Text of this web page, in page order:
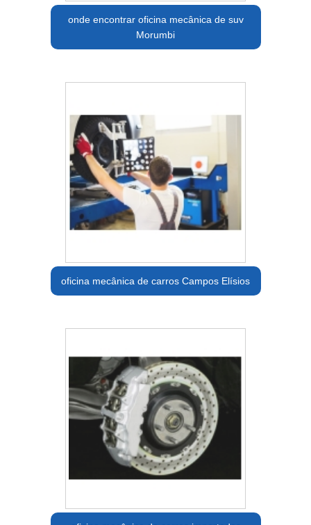
onde encontrar oficina mecânica de suv
Morumbi
oficina mecânica de carros Campos Elísios